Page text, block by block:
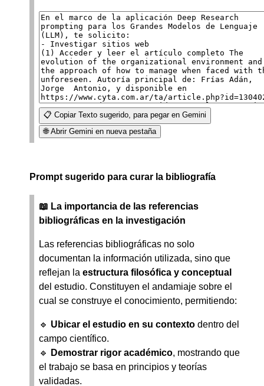
📋 Copiar Texto sugerido, para pegar en Gemini
🌐 Abrir Gemini en nueva pestaña
Prompt sugerido para curar la bibliografía
📖 La importancia de las referencias
bibliográficas en la investigación
Las referencias bibliográficas no solo
documentan la información utilizada, sino que
reflejan la estructura filosófica y conceptual
del estudio. Constituyen el andamiaje sobre el
cual se construye el conocimiento, permitiendo:
🔹 Ubicar el estudio en su contexto dentro del
campo científico.
🔹
Demostrar rigor académico, mostrando que
el trabajo se basa en principios y teorías
validadas.